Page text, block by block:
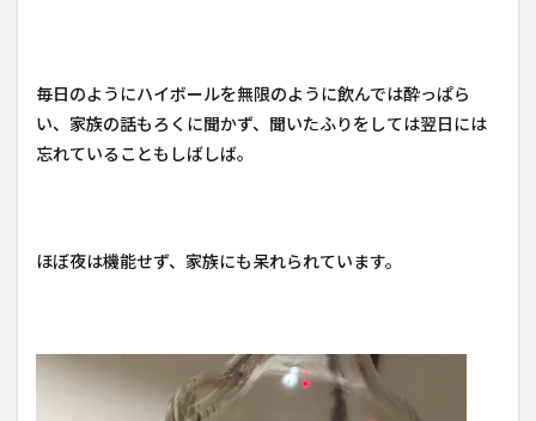
毎日のようにハイボールを無限のように飲んでは酔っぱら
い、家族の話もろくに聞かず、聞いたふりをしては翌日には
忘れていることもしばしば。
ほぼ夜は機能せず、家族にも呆れられています。